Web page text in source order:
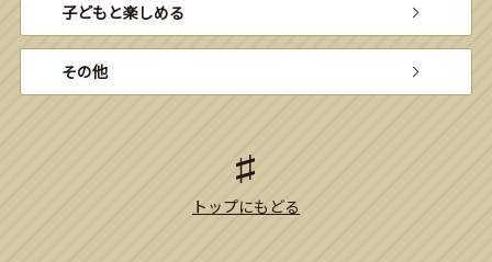
子どもと楽しめる
その他
トップにもどる